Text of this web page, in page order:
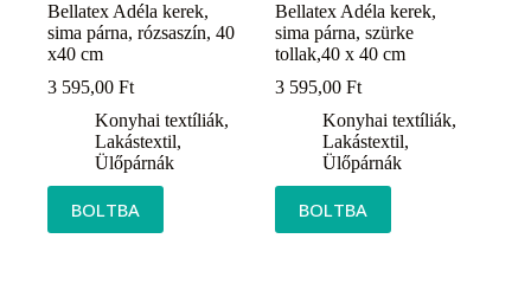
Bellatex Adéla kerek,
sima párna, rózsaszín, 40
x40 cm
3 595,00 Ft
Konyhai textíliák,
Lakástextil,
Ülőpárnák
BOLTBA
Bellatex Adéla kerek,
sima párna, szürke
tollak,40 x 40 cm
3 595,00Ft
Konyhai textíliák,
Lakástextil,
Ülőpárnák
BOLTBA